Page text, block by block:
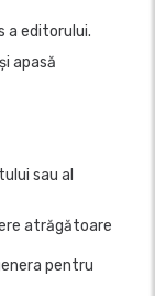
a editorului.
și apasă
sau al
atrăgătoare
pentru